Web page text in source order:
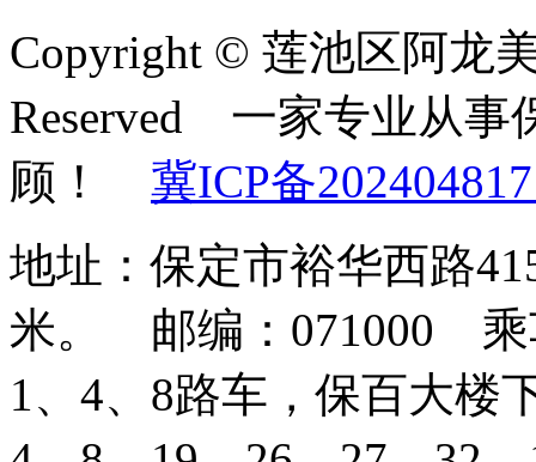
Copyright © 莲池区阿龙
Reserved 一家专业从事
顾！ 冀ICP备
地址：保定市裕华西路
米。 邮编：071000 乘
1、4、8路车，保百大楼